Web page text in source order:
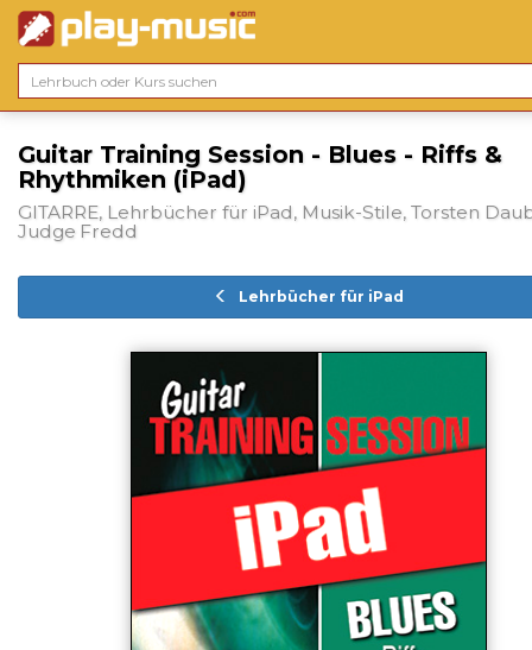
Guitar Training Session - Blues - Riffs &
Rhythmiken (iPad)
GITARRE, Lehrbücher für iPad, Musik-Stile, Torsten
Judge Fredd
Lehrbücher für iPad